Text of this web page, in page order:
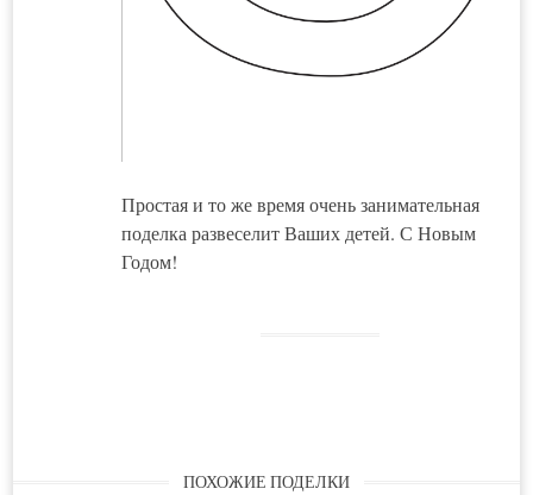
Простая и то же время очень занимательная
поделка развеселит Ваших детей. С Новым
Годом!
ПОХОЖИЕ ПОДЕЛКИ